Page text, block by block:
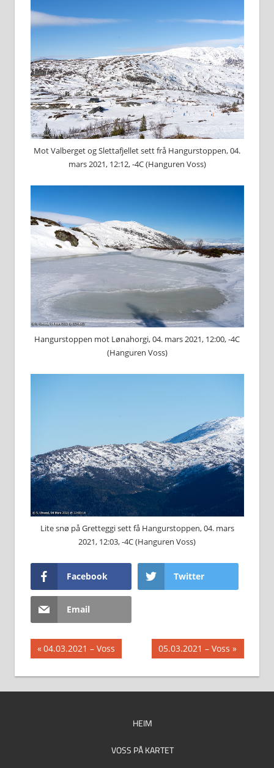
Mot Valberget og Slettafjellet sett frå Hangurstoppen, 04.
mars 2021, 12:12, -4C (Hanguren Voss)
Hangurstoppen mot Lønahorgi, 04. mars 2021, 12:00, -4C
(Hanguren Voss)
Lite snø på Gretteggi sett få Hangurstoppen, 04. mars
2021, 12:03, -4C (Hanguren Voss)
Facebook Twitter
Email
Innleggsnavigasjon
Previous
04.03.2021 – Voss
Next
05.03.2021 – Voss
HEIM
VOSS PÅ KARTET